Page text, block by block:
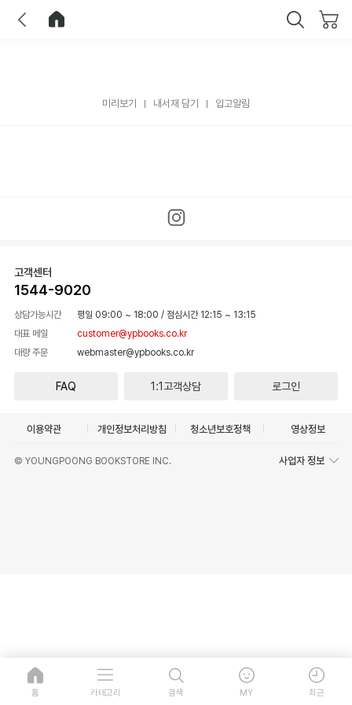
미리보기 내서재 담기 입고알림
고객센터
1544-9020
상담가능시간 평일 09:00 ~ 18:00 / 점심시간 12:15 ~ 13:15
대표 메일
customer@ypbooks.co.kr
대량 주문
webmaster@ypbooks.co.kr
FAQ 1:1고객상담 로그인
이용약관 개인정보처리방침 청소년보호정책 영상정보
© YOUNGPOONG BOOKSTORE INC. 사업자 정보
홈 카테고리 검색 MY 최근